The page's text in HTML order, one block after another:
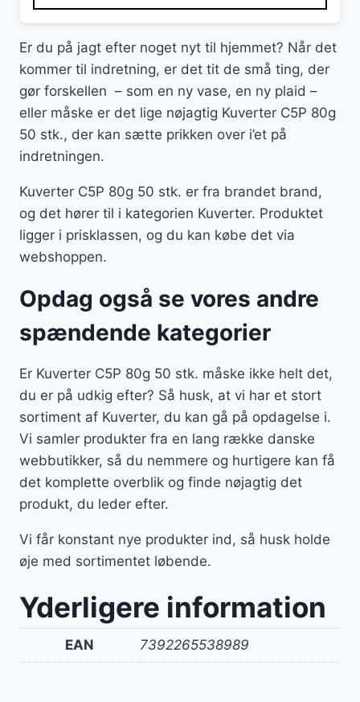
Er du på jagt efter noget nyt til hjemmet? Når det
kommer til indretning, er det tit de små ting, der
gør forskellen – som en ny vase, en ny plaid –
eller måske er det lige nøjagtig Kuverter C5P 80g
50 stk., der kan sætte prikken over i’et på
indretningen.
Kuverter C5P 80g 50 stk. er fra brandet brand,
og det hører til i kategorien Kuverter. Produktet
ligger i prisklassen, og du kan købe det via
webshoppen.
Opdag også se vores andre
spændende kategorier
Er Kuverter C5P 80g 50 stk. måske ikke helt det,
du er på udkig efter? Så husk, at vi har et stort
sortiment af Kuverter, du kan gå på opdagelse i.
Vi samler produkter fra en lang række danske
webbutikker, så du nemmere og hurtigere kan få
det komplette overblik og finde nøjagtig det
produkt, du leder efter.
Vi får konstant nye produkter ind, så husk holde
øje med sortimentet løbende.
Yderligere information
EAN 7392265538989